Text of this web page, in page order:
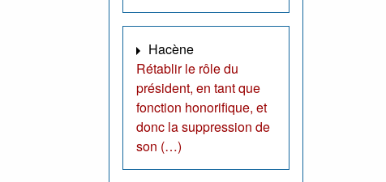
Hacène
Rétablir le rôle du
président, en tant que
fonction honorifique, et
donc la suppression de
son (…)